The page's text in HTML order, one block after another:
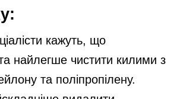
кажуть, що
найлегше чистити килими з
та поліпропілену.